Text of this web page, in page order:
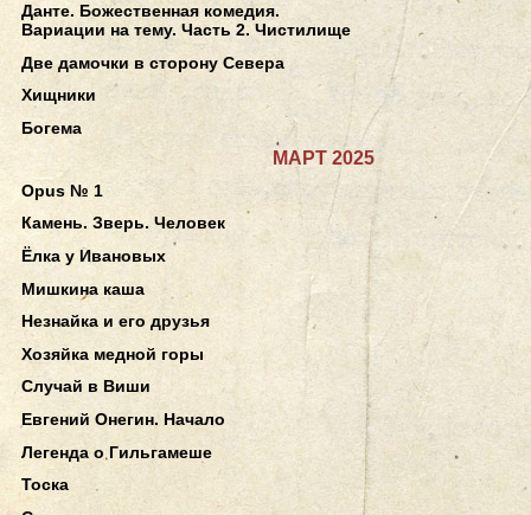
Данте. Божественная комедия.
Вариации на тему. Часть 2. Чистилище
Две дамочки в сторону Севера
Хищники
Богема
МАРТ 2025
Opus № 1
Камень. Зверь. Человек
Ёлка у Ивановых
Мишкина каша
Незнайка и его друзья
Хозяйка медной горы
Случай в Виши
Евгений Онегин. Начало
Легенда о Гильгамеше
Тоска